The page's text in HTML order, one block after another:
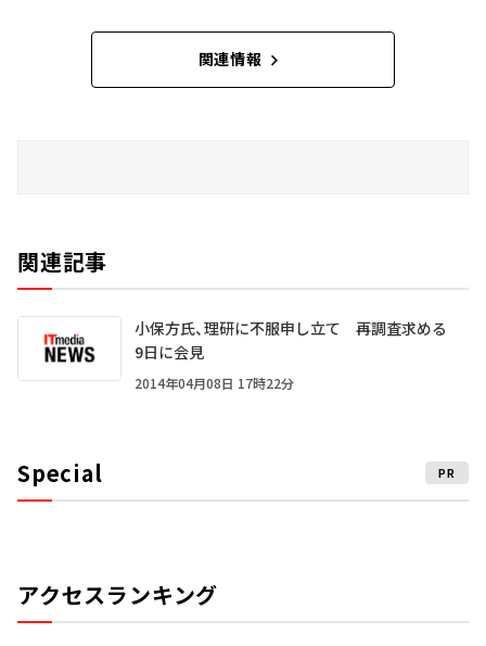
関連情報
関連記事
小保方氏、理研に不服申し立て 再調査求める
9日に会見
2014年04月08日 17時22分
Special PR
アクセスランキング